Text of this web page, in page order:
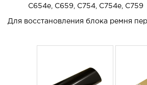
C654e, C659, C754, C754e, C759
Для восстановления блока ремня